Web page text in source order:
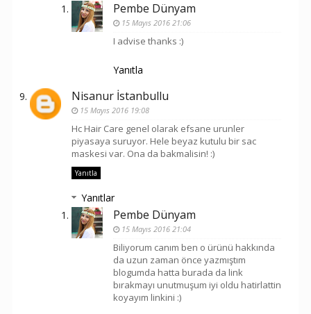
Pembe Dünyam
15 Mayıs 2016 21:06
I advise thanks :)
Yanıtla
Nisanur İstanbullu
15 Mayıs 2016 19:08
Hc Hair Care genel olarak efsane urunler
piyasaya suruyor. Hele beyaz kutulu bir sac
maskesi var. Ona da bakmalisin! :)
Yanıtla
Yanıtlar
Pembe Dünyam
15 Mayıs 2016 21:04
Biliyorum canım ben o ürünü hakkında
da uzun zaman önce yazmıştım
blogumda hatta burada da link
bırakmayı unutmuşum iyi oldu hatirlattin
koyayım linkini :)